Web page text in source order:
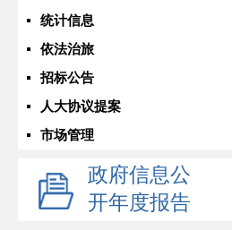
统计信息
依法治旅
招标公告
人大协议提案
市场管理
政府信息公
开年度报告